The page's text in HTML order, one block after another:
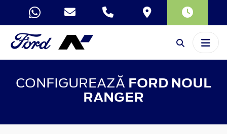
CONFIGUREAZĂ FORD NOUL
RANGER